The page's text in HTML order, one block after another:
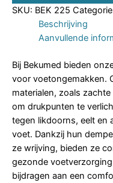
SKU: BEK 225
Beschrijving
Aanvullende
Bij Bekumed bieden
voor voetongemakken.
materialen, zoals
om drukpunten te
tegen likdoorns, eelt en
voet. Dankzij hun
ze wrijving, bieden ze
gezonde
bijdragen aan een